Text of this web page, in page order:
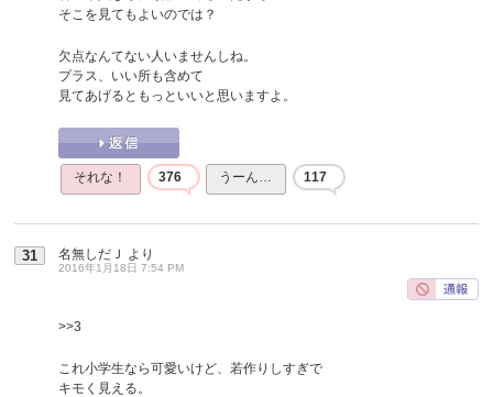
そこを見てもよいのでは？
欠点なんてない人いませんしね。
プラス、いい所も含めて
見てあげるともっといいと思いますよ。
それな！ 376 うーん… 117
31 名無しだＪ より
2016年1月18日 7:54 PM
>>3
これ小学生なら可愛いけど、若作りしすぎで
キモく見える。